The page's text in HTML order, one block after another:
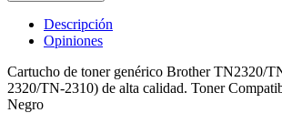
Descripción
Opiniones
Cartucho de toner genérico Brother TN2320/
2320/TN-2310) de alta calidad. Toner
Negro